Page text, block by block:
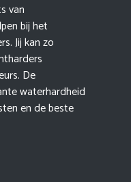
van
bij het
Jij kan zo
De
waterhardheid
en de beste